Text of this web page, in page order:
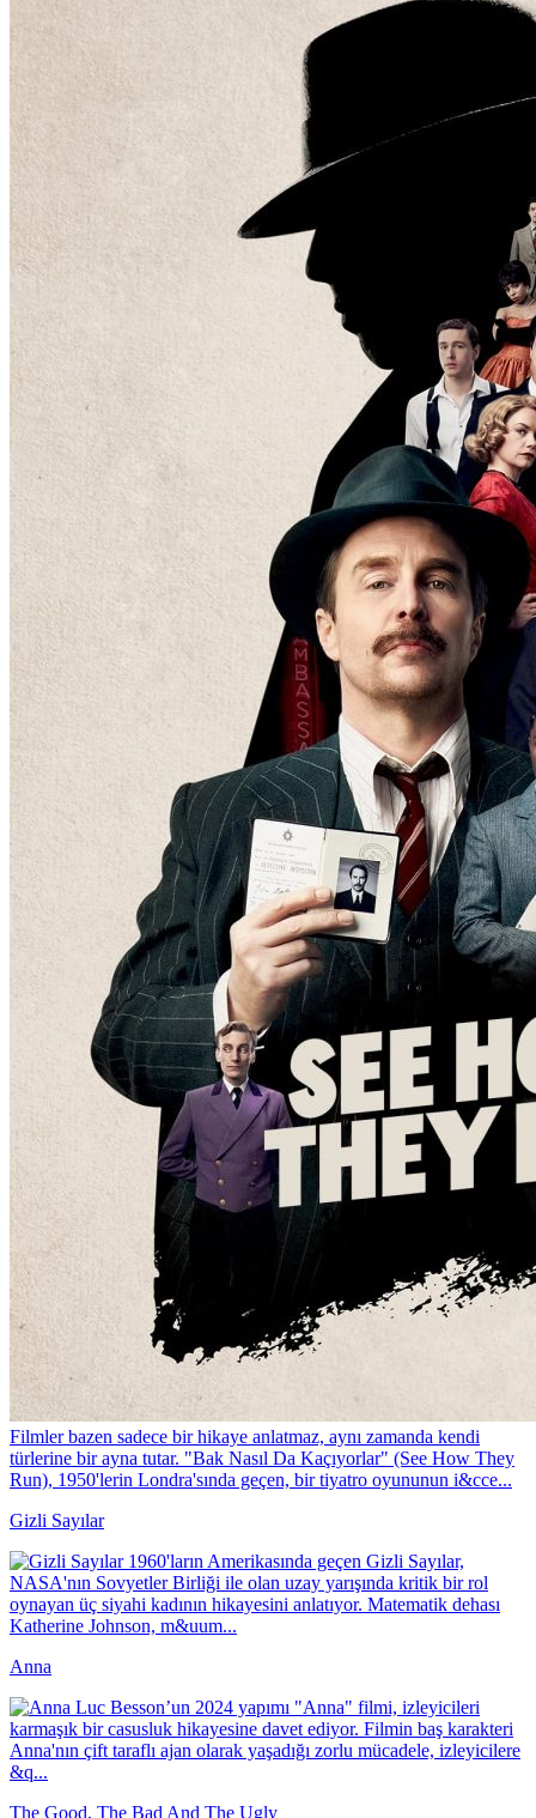
Filmler bazen sadece bir hikaye anlatmaz, aynı zamanda kendi
türlerine bir ayna tutar. "Bak Nasıl Da Kaçıyorlar" (See How They
Run), 1950'lerin Londra'sında geçen, bir tiyatro oyununun i&cce...
Gizli Sayılar
1960'ların Amerikasında geçen Gizli Sayılar,
NASA'nın Sovyetler Birliği ile olan uzay yarışında kritik bir rol
oynayan üç siyahi kadının hikayesini anlatıyor. Matematik dehası
Katherine Johnson, m&uum...
Anna
Luc Besson’un 2024 yapımı "Anna" filmi, izleyicileri
karmaşık bir casusluk hikayesine davet ediyor. Filmin baş karakteri
Anna'nın çift taraflı ajan olarak yaşadığı zorlu mücadele, izleyicilere
&q...
The Good, The Bad And The Ugly